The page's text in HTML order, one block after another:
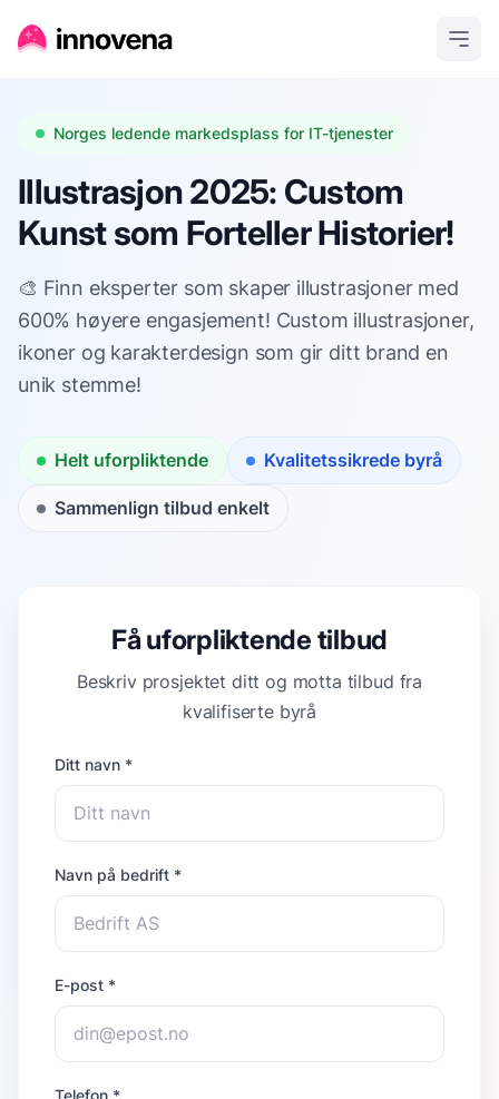
Norges ledende markedsplass for IT-tjenester
Illustrasjon 2025: Custom
Kunst som Forteller Historier!
🎨 Finn eksperter som skaper illustrasjoner med
600% høyere engasjement! Custom illustrasjoner,
ikoner og karakterdesign som gir ditt brand en
unik stemme!
Helt uforpliktende Kvalitetssikrede byrå
Sammenlign tilbud enkelt
Få uforpliktende tilbud
Beskriv prosjektet ditt og motta tilbud fra
kvalifiserte byrå
Ditt navn *
Navn på bedrift *
E-post *
Telefon *